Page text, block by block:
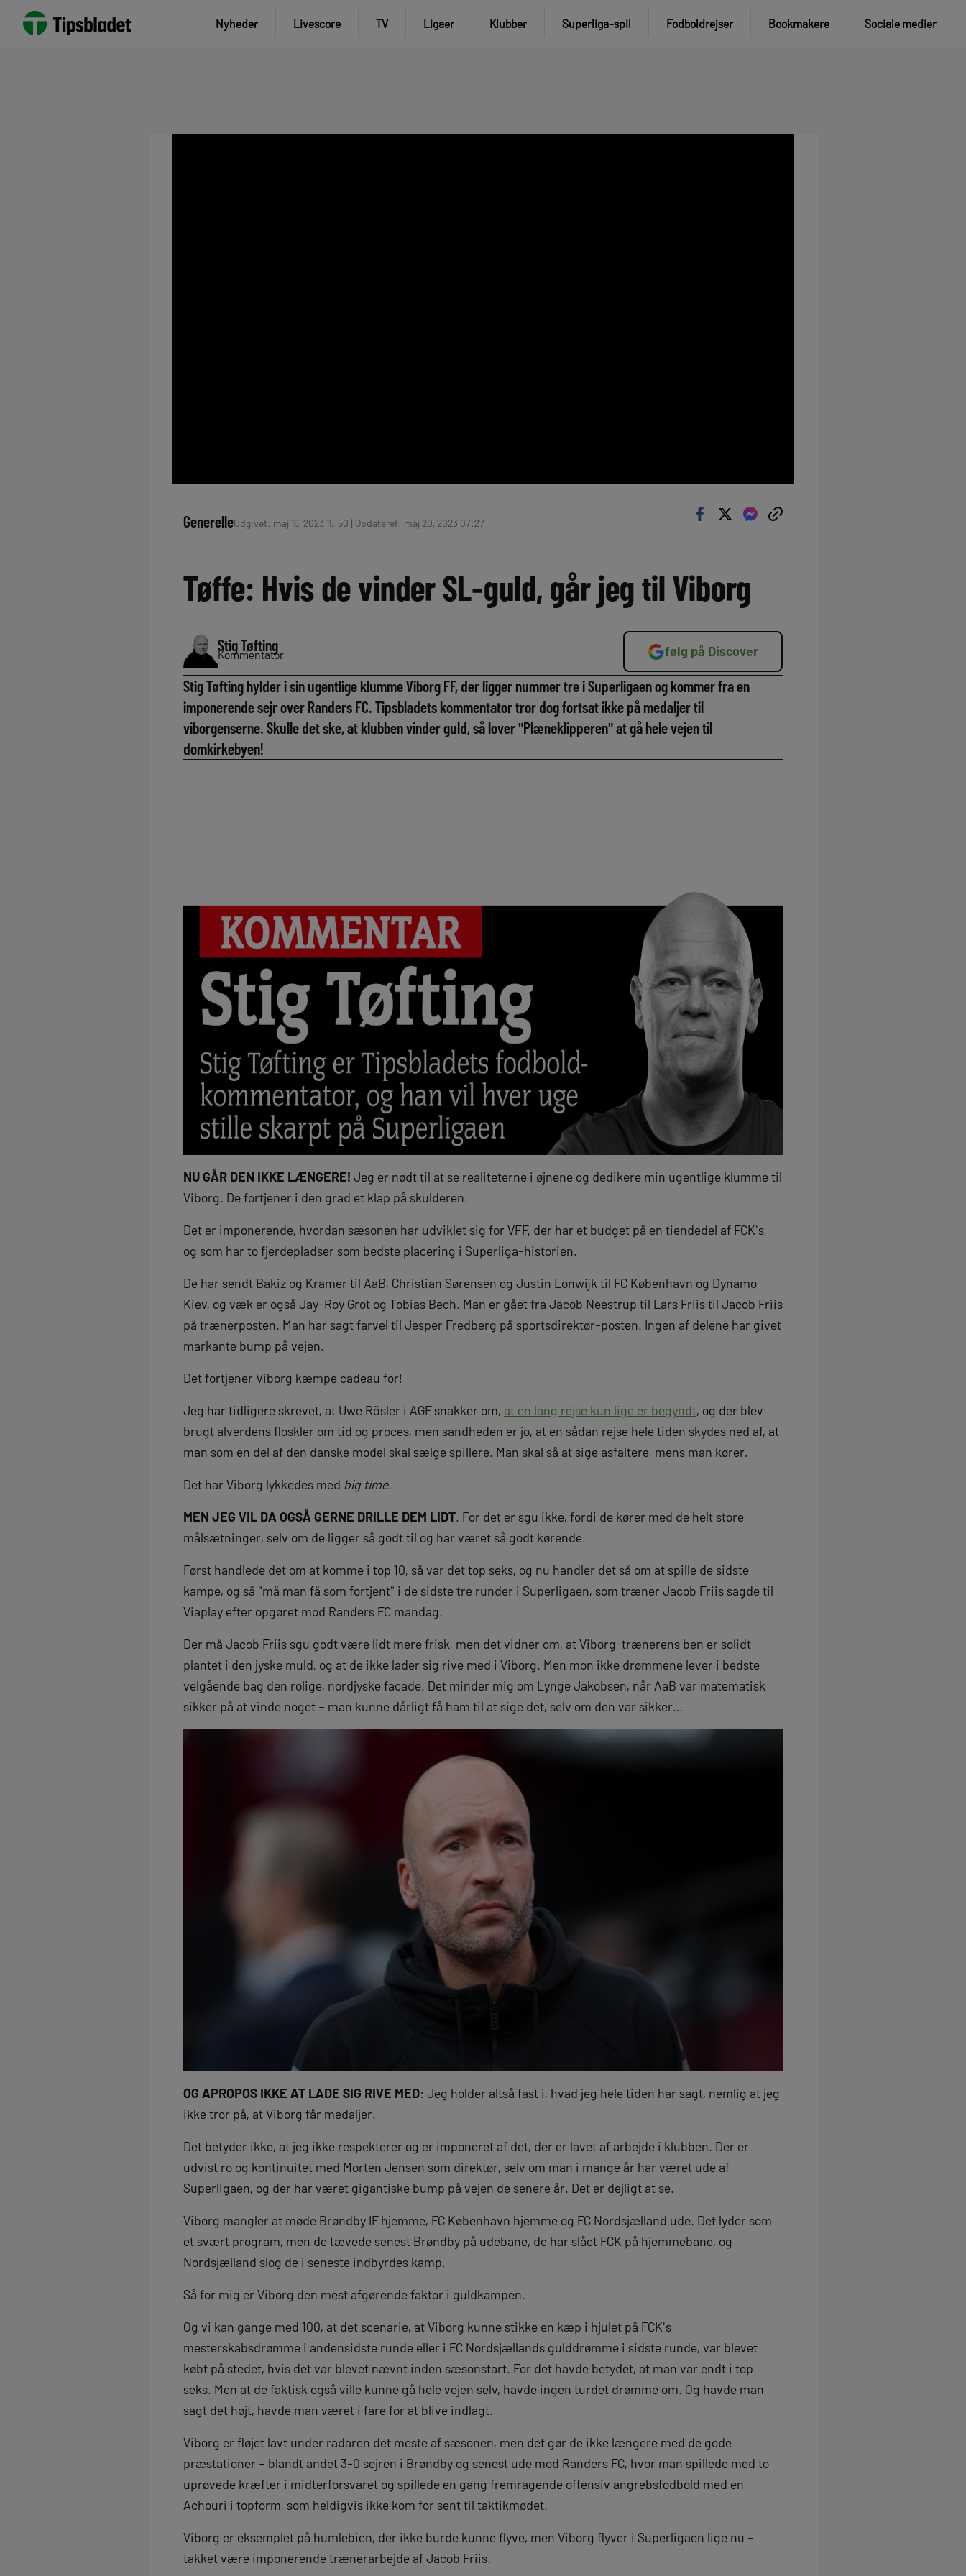
Nyheder Livescore TV Ligaer Klubber Superliga-spil Fodboldrejser Bookmakere Sociale medier
GenerelleUdgivet: maj 16, 2023 15:50 | Opdateret: maj 20, 2023 07:27
Tøffe: Hvis de vinder SL-guld, går jeg til Viborg
Stig Tøfting
Kommentator følg på Discover
Stig Tøfting hylder i sin ugentlige klumme Viborg FF, der ligger nummer tre i Superligaen og kommer fra en
imponerende sejr over Randers FC. Tipsbladets kommentator tror dog fortsat ikke på medaljer til
viborgenserne. Skulle det ske, at klubben vinder guld, så lover "Plæneklipperen" at gå hele vejen til
domkirkebyen!
NU GÅR DEN IKKE LÆNGERE! Jeg er nødt til at se realiteterne i øjnene og dedikere min ugentlige klumme til
Viborg. De fortjener i den grad et klap på skulderen.
Det er imponerende, hvordan sæsonen har udviklet sig for VFF, der har et budget på en tiendedel af FCK's,
og som har to fjerdepladser som bedste placering i Superliga-historien.
De har sendt Bakiz og Kramer til AaB, Christian Sørensen og Justin Lonwijk til FC København og Dynamo
Kiev, og væk er også Jay-Roy Grot og Tobias Bech. Man er gået fra Jacob Neestrup til Lars Friis til Jacob Friis
på trænerposten. Man har sagt farvel til Jesper Fredberg på sportsdirektør-posten. Ingen af delene har givet
markante bump på vejen.
Det fortjener Viborg kæmpe cadeau for!
Jeg har tidligere skrevet, at Uwe Rösler i AGF snakker om, at en lang rejse kun lige er begyndt, og der blev
brugt alverdens floskler om tid og proces, men sandheden er jo, at en sådan rejse hele tiden skydes ned af, at
man som en del af den danske model skal sælge spillere. Man skal så at sige asfaltere, mens man kører.
Det har Viborg lykkedes med big time.
MEN JEG VIL DA OGSÅ GERNE DRILLE DEM LIDT. For det er sgu ikke, fordi de kører med de helt store
målsætninger, selv om de ligger så godt til og har været så godt kørende.
Først handlede det om at komme i top 10, så var det top seks, og nu handler det så om at spille de sidste
kampe, og så "må man få som fortjent" i de sidste tre runder i Superligaen, som træner Jacob Friis sagde til
Viaplay efter opgøret mod Randers FC mandag.
Der må Jacob Friis sgu godt være lidt mere frisk, men det vidner om, at Viborg-trænerens ben er solidt
plantet i den jyske muld, og at de ikke lader sig rive med i Viborg. Men mon ikke drømmene lever i bedste
velgående bag den rolige, nordjyske facade. Det minder mig om Lynge Jakobsen, når AaB var matematisk
sikker på at vinde noget – man kunne dårligt få ham til at sige det, selv om den var sikker…
OG APROPOS IKKE AT LADE SIG RIVE MED: Jeg holder altså fast i, hvad jeg hele tiden har sagt, nemlig at jeg
ikke tror på, at Viborg får medaljer.
Det betyder ikke, at jeg ikke respekterer og er imponeret af det, der er lavet af arbejde i klubben. Der er
udvist ro og kontinuitet med Morten Jensen som direktør, selv om man i mange år har været ude af
Superligaen, og der har været gigantiske bump på vejen de senere år. Det er dejligt at se.
Viborg mangler at møde Brøndby IF hjemme, FC København hjemme og FC Nordsjælland ude. Det lyder som
et svært program, men de tævede senest Brøndby på udebane, de har slået FCK på hjemmebane, og
Nordsjælland slog de i seneste indbyrdes kamp.
Så for mig er Viborg den mest afgørende faktor i guldkampen.
Og vi kan gange med 100, at det scenarie, at Viborg kunne stikke en kæp i hjulet på FCK's
mesterskabsdrømme i andensidste runde eller i FC Nordsjællands gulddrømme i sidste runde, var blevet
købt på stedet, hvis det var blevet nævnt inden sæsonstart. For det havde betydet, at man var endt i top
seks. Men at de faktisk også ville kunne gå hele vejen selv, havde ingen turdet drømme om. Og havde man
sagt det højt, havde man været i fare for at blive indlagt.
Viborg er fløjet lavt under radaren det meste af sæsonen, men det gør de ikke længere med de gode
præstationer – blandt andet 3-0 sejren i Brøndby og senest ude mod Randers FC, hvor man spillede med to
uprøvede kræfter i midterforsvaret og spillede en gang fremragende offensiv angrebsfodbold med en
Achouri i topform, som heldigvis ikke kom for sent til taktikmødet.
Viborg er eksemplet på humlebien, der ikke burde kunne flyve, men Viborg flyver i Superligaen lige nu –
takket være imponerende trænerarbejde af Jacob Friis.